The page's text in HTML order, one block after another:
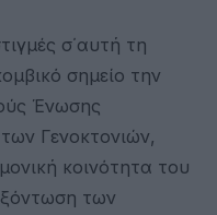
σ΄αυτή τη
σημείο την
Ένωσης
Γενοκτονιών,
κοινότητα του
των